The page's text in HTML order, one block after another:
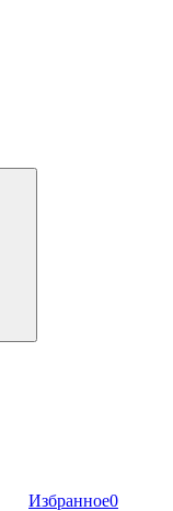
Избранное0